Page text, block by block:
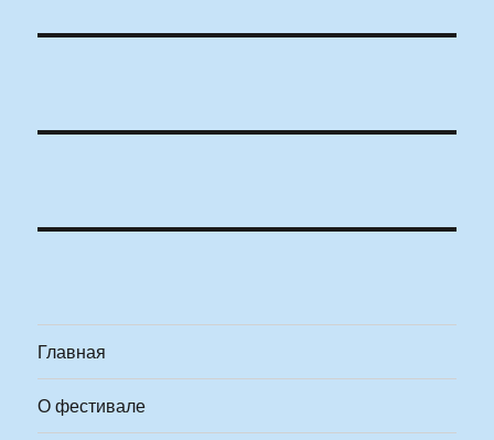
Главная
О фестивале